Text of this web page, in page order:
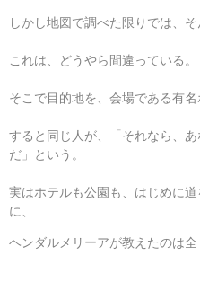
しかし地図で調べた限りでは、そ
これは、どうやら間違っている。
そこで目的地を、会場である有名
すると同じ人が、「それなら、
だ」という。
実はホテルも公園も、はじめに
に、
ヘンダルメリーアが教えたのは全